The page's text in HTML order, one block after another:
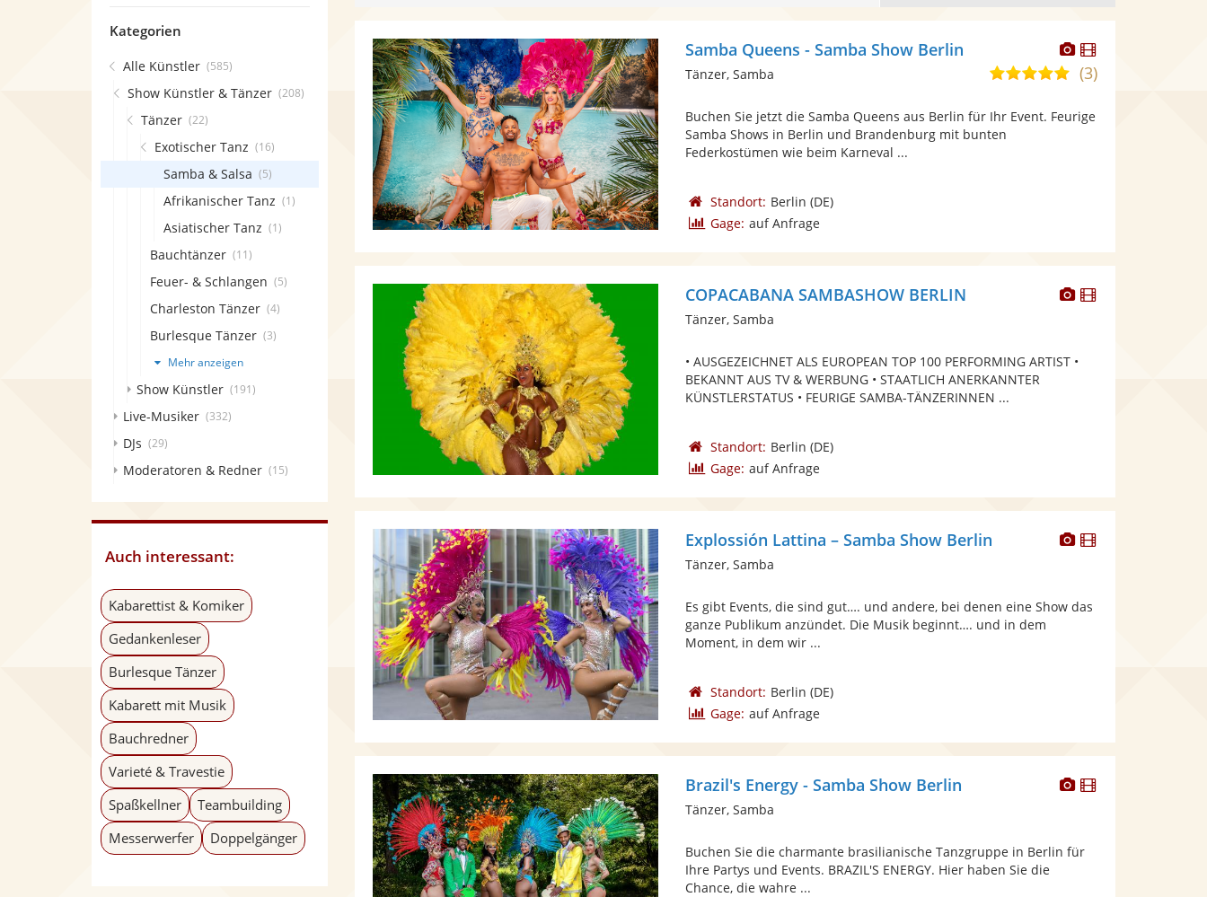
Dieser
Künstler
stellt
Fotos
bereit.
Dieser
Künstler
Samba Queens - Samba Show Berlin
5,0
5
(3)
Tänzer, Samba
Buchen Sie jetzt die Samba Queens aus Berlin für Ihr Event. Feurige
Samba Shows in Berlin und Brandenburg mit bunten
Federkostümen wie beim Karneval ...
Standort: Berlin (DE)
Gage: auf Anfrage
DieserDieser
COPACABANA SAMBASHOW BERLIN
Tänzer, Samba
• AUSGEZEICHNET ALS EUROPEAN TOP 100 PERFORMING ARTIST •
BEKANNT AUS TV & WERBUNG • STAATLICH ANERKANNTER
KÜNSTLERSTATUS • FEURIGE SAMBA-TÄNZERINNEN ...
Standort: Berlin (DE)
Gage: auf Anfrage
Dieser
Fotos
bereit.
Dieser
Explossión Lattina – Samba Show Berlin
Tänzer, Samba
Es gibt Events, die sind gut…. und andere, bei denen eine Show das
ganze Publikum anzündet. Die Musik beginnt…. und in dem
Moment, in dem wir ...
Standort: Berlin (DE)
Gage: auf Anfrage
Dieser
bereit.
Dieser
Brazil's Energy - Samba Show Berlin
Tänzer, Samba
Buchen Sie die charmante brasilianische Tanzgruppe in Berlin für
Ihre Partys und Events. BRAZIL'S ENERGY. Hier haben Sie die
Chance, die wahre ...
Kategorien
Alle Künstler (585)
Show Künstler & Tänzer (208)
Tänzer (22)
Exotischer Tanz (16)
Samba & Salsa (5)
Afrikanischer Tanz (1)
Asiatischer Tanz (1)
Bauchtänzer (11)
Feuer- & Schlangen (5)
Charleston Tänzer (4)
Burlesque Tänzer (3)
Mehr anzeigen
Show Künstler (191)
Live-Musiker (332)
DJs (29)
Moderatoren & Redner (15)
Auch interessant:
Kabarettist & Komiker
Gedankenleser
Burlesque Tänzer
Kabarett mit Musik
Bauchredner
Varieté & Travestie
Spaßkellner
Teambuilding
Messerwerfer
Doppelgänger